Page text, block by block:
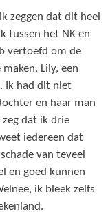
zeggen dat dit heel
tussen het NK en
vertoefd om de
Lily, een
Ik had dit niet
en haar man
dat ik drie
iedereen dat
van teveel
en goed kunnen
ik bleek zelfs